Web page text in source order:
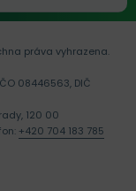
práva vyhrazena.
08446563, DIČ
120 00
+420 704 183 785